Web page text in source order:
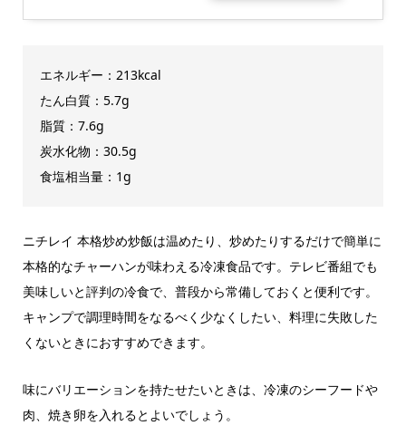
エネルギー：213kcal
たん白質：5.7g
脂質：7.6g
炭水化物：30.5g
食塩相当量：1g
ニチレイ 本格炒め炒飯は温めたり、炒めたりするだけで簡単に
本格的なチャーハンが味わえる冷凍食品です。テレビ番組でも
美味しいと評判の冷食で、普段から常備しておくと便利です。
キャンプで調理時間をなるべく少なくしたい、料理に失敗した
くないときにおすすめできます。
味にバリエーションを持たせたいときは、冷凍のシーフードや
肉、焼き卵を入れるとよいでしょう。